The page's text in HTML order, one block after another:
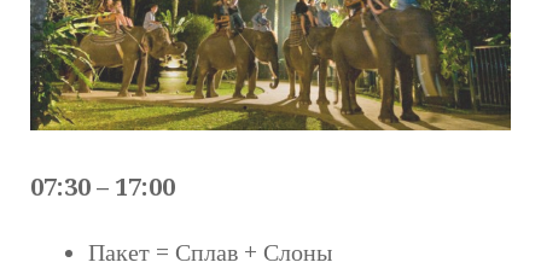
07:30 – 17:00
Пакет = Сплав + Слоны